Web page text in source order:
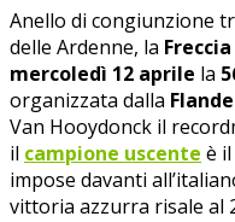
Anello di congiunzione
delle Ardenne, la
mercoledì 12 aprile la
organizzata dalla
Van Hooydonck il
il campione uscente è il
impose davanti
vittoria azzurra risale al